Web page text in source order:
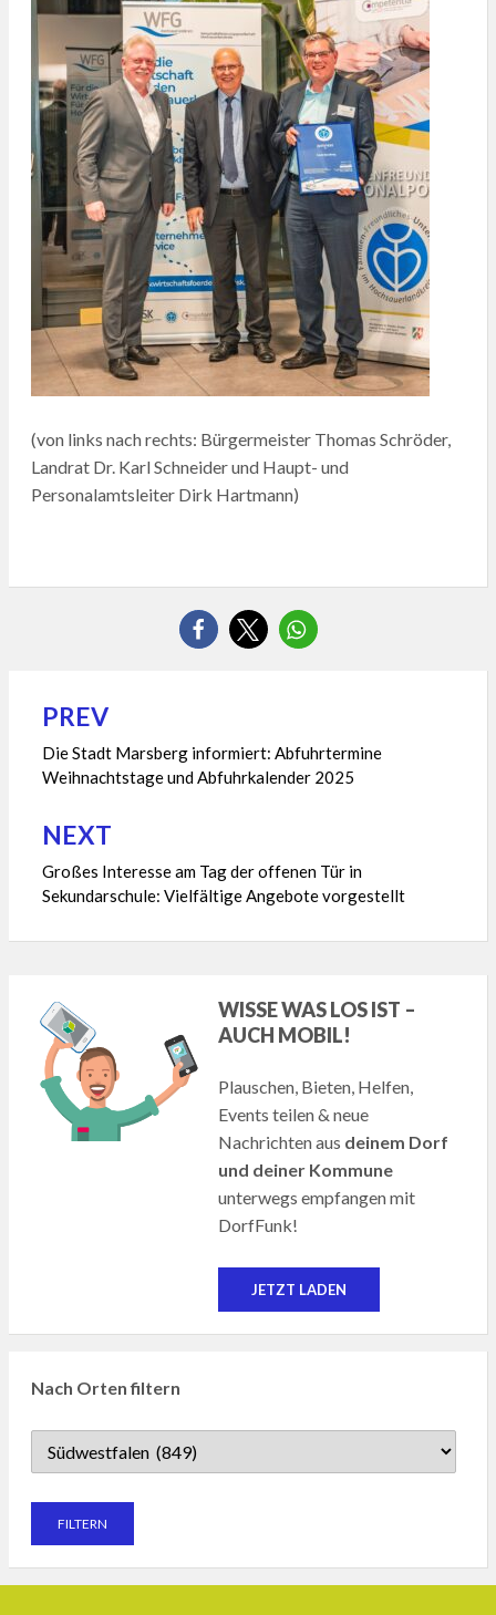
(von links nach rechts: Bürgermeister Thomas Schröder,
Landrat Dr. Karl Schneider und Haupt- und
Personalamtsleiter Dirk Hartmann)
Beitragsnavigation
PREV
Die Stadt Marsberg informiert: Abfuhrtermine
Weihnachtstage und Abfuhrkalender 2025
NEXT
Großes Interesse am Tag der offenen Tür in
Sekundarschule: Vielfältige Angebote vorgestellt
WISSE WAS LOS IST –
AUCH MOBIL!
Plauschen, Bieten, Helfen,
Events teilen & neue
Nachrichten aus deinem Dorf
und deiner Kommune
unterwegs empfangen mit
DorfFunk!
JETZT LADEN
Nach Orten filtern